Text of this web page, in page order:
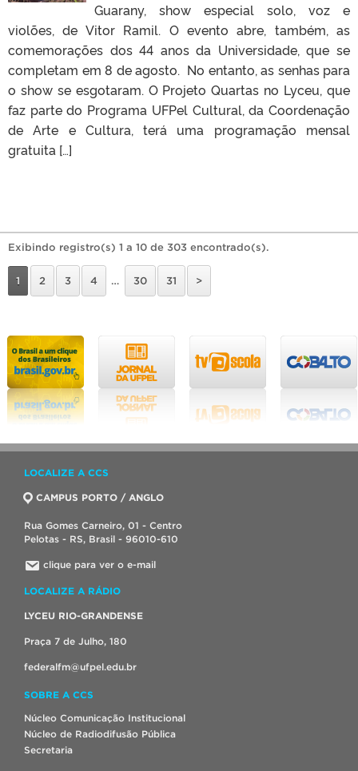
Guarany, show especial solo, voz e
violões, de Vitor Ramil. O evento abre, também, as
comemorações dos 44 anos da Universidade, que se
completam em 8 de agosto. No entanto, as senhas para
o show se esgotaram. O Projeto Quartas no Lyceu, que
faz parte do Programa UFPel Cultural, da Coordenação
de Arte e Cultura, terá uma programação mensal
gratuita […]
Exibindo registro(s) 1 a 10 de 303 encontrado(s).
1 2 3 4 … 30 31 >
LOCALIZE A CCS
CAMPUS PORTO / ANGLO
Rua Gomes Carneiro, 01 - Centro
Pelotas - RS, Brasil - 96010-610
clique para ver o e-mail
LOCALIZE A RÁDIO
LYCEU RIO-GRANDENSE
Praça 7 de Julho, 180
federalfm@ufpel.edu.br
SOBRE A CCS
Núcleo Comunicação Institucional
Núcleo de Radiodifusão Pública
Secretaria